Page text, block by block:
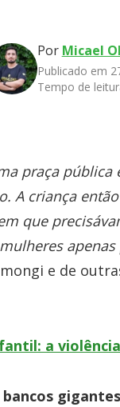
Por Micael
Publicado em
Tempo de
praça
A criança
que
apenas
e de
a
bancos